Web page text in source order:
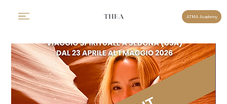
THEA ATMA Academy